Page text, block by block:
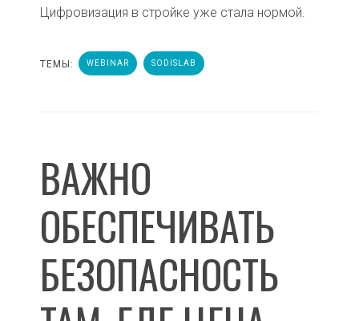
Цифровизация в стройке уже стала нормой.
ТЕМЫ: WEBINAR SODISLAB
ВАЖНО
ОБЕСПЕЧИВАТЬ
БЕЗОПАСНОСТЬ